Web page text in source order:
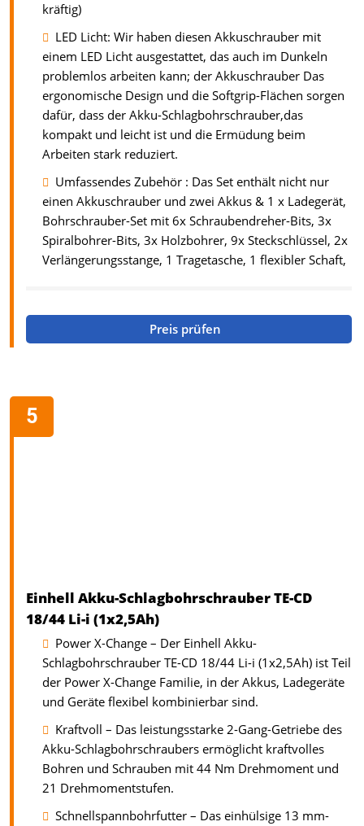
kräftig)
LED Licht: Wir haben diesen Akkuschrauber mit
einem LED Licht ausgestattet, das auch im Dunkeln
problemlos arbeiten kann; der Akkuschrauber Das
ergonomische Design und die Softgrip-Flächen sorgen
dafür, dass der Akku-Schlagbohrschrauber,das
kompakt und leicht ist und die Ermüdung beim
Arbeiten stark reduziert.
Umfassendes Zubehör : Das Set enthält nicht nur
einen Akkuschrauber und zwei Akkus & 1 x Ladegerät,
Bohrschrauber-Set mit 6x Schraubendreher-Bits, 3x
Spiralbohrer-Bits, 3x Holzbohrer, 9x Steckschlüssel, 2x
Verlängerungsstange, 1 Tragetasche, 1 flexibler Schaft,
Preis prüfen
Einhell Akku-Schlagbohrschrauber TE-CD
18/44 Li-i (1x2,5Ah)
Power X-Change – Der Einhell Akku-
Schlagbohrschrauber TE-CD 18/44 Li-i (1x2,5Ah) ist Teil
der Power X-Change Familie, in der Akkus, Ladegeräte
und Geräte flexibel kombinierbar sind.
Kraftvoll – Das leistungsstarke 2-Gang-Getriebe des
Akku-Schlagbohrschraubers ermöglicht kraftvolles
Bohren und Schrauben mit 44 Nm Drehmoment und
21 Drehmomentstufen.
Schnellspannbohrfutter – Das einhülsige 13 mm-